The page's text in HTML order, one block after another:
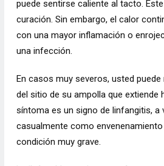
puede sentirse caliente al tacto.
curación. Sin embargo, el calor
con una mayor inflamación o
una infección.
En casos muy severos, usted
del sitio de su ampolla que extiende
síntoma es un signo de linfangitis, a
casualmente como envenenamiento
condición muy grave.